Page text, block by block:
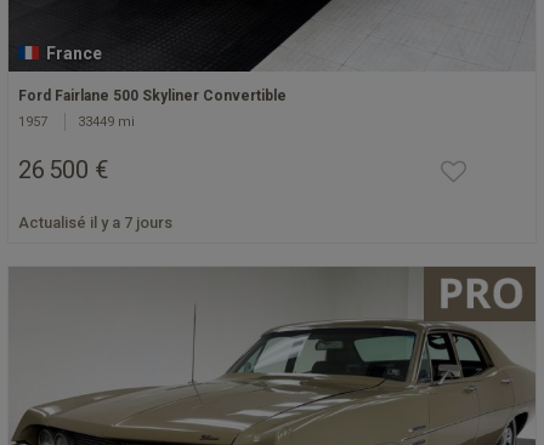
France
Ford Fairlane 500 Skyliner Convertible
1957 33449 mi
26 500 €
Actualisé il y a 7 jours